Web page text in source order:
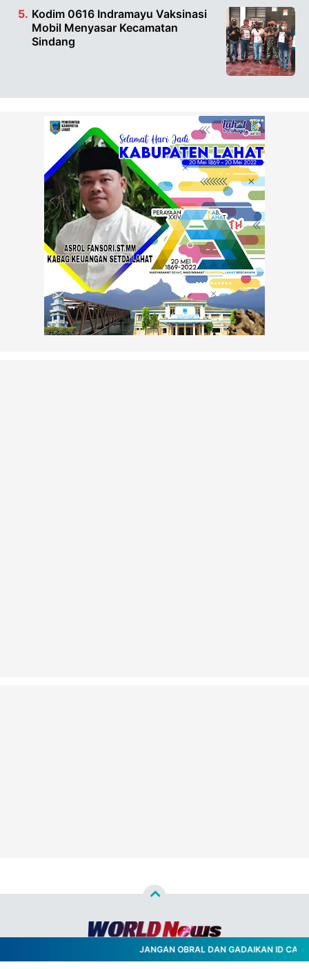
Kodim 0616 Indramayu Vaksinasi
Mobil Menyasar Kecamatan
Sindang
JANGAN OBRAL DAN GADAIKAN ID CARD
WORLD NEWS™- All Rights Reserved
Designed byNghustle